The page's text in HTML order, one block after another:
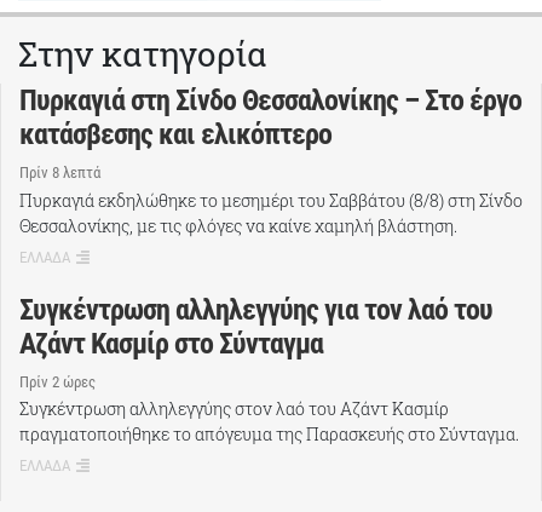
Στην κατηγορία
Πυρκαγιά στη Σίνδο Θεσσαλονίκης – Στο έργο
κατάσβεσης και ελικόπτερο
Πρίν 8 λεπτά
Πυρκαγιά εκδηλώθηκε το μεσημέρι του Σαββάτου (8/8) στη Σίνδο
Θεσσαλονίκης, με τις φλόγες να καίνε χαμηλή βλάστηση.
ΕΛΛΑΔΑ
Συγκέντρωση αλληλεγγύης για τον λαό του
Αζάντ Κασμίρ στο Σύνταγμα
Πρίν 2 ώρες
Συγκέντρωση αλληλεγγύης στον λαό του Αζάντ Κασμίρ
πραγματοποιήθηκε το απόγευμα της Παρασκευής στο Σύνταγμα.
ΕΛΛΑΔΑ